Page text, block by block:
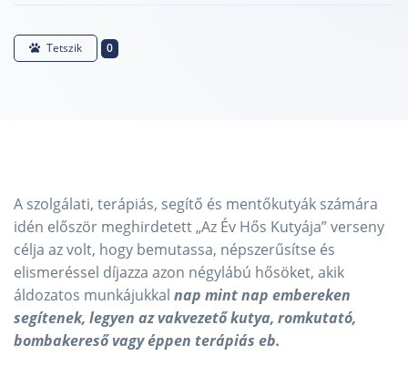
Tetszik 0
A szolgálati, terápiás, segítő és mentőkutyák számára
idén először meghirdetett „Az Év Hős Kutyája” verseny
célja az volt, hogy bemutassa, népszerűsítse és
elismeréssel díjazza azon négylábú hősöket, akik
áldozatos munkájukkal nap mint nap embereken
segítenek, legyen az vakvezető kutya, romkutató,
bombakereső vagy éppen terápiás eb.